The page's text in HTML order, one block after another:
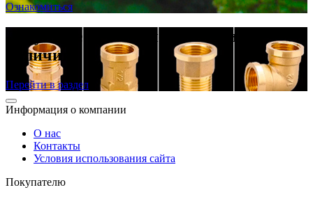
Ознакомиться
Латунные резьбовые фитинги в
наличии
Перейти в раздел
Информация о компании
О нас
Контакты
Условия использования сайта
Покупателю